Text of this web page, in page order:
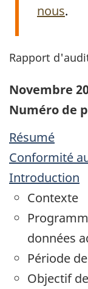
nous.
Archived
Rapport
Novembre
Numéro de
Résumé
Conformité
Introduction
Contexte
données
Période
Objectif